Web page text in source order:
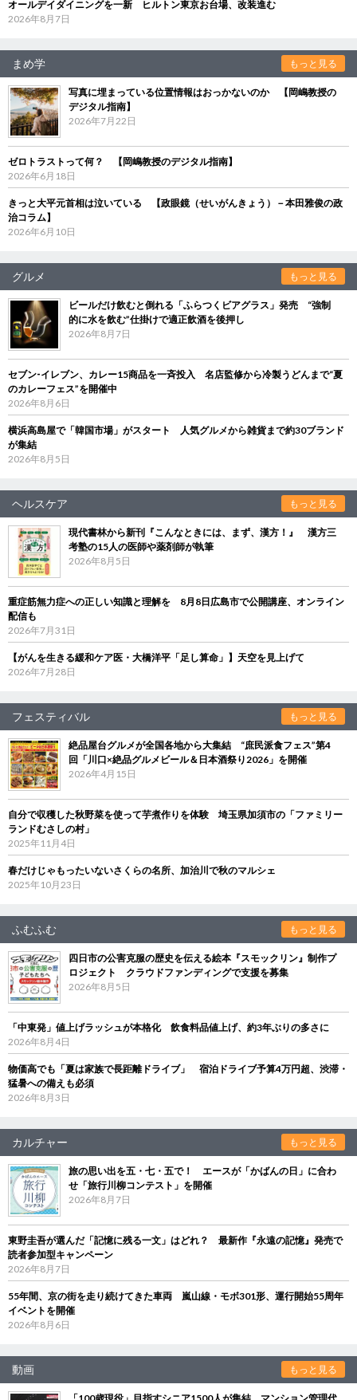
オールデイダイニングを一新 ヒルトン東京お台場、改装進む
2026年8月7日
まめ学 もっと見る
写真に埋まっている位置情報はおっかないのか 【岡嶋教授の
デジタル指南】
2026年7月22日
ゼロトラストって何？ 【岡嶋教授のデジタル指南】
2026年6月18日
きっと大平元首相は泣いている 【政眼鏡（せいがんきょう）－本田雅俊の政
治コラム】
2026年6月10日
グルメ もっと見る
ビールだけ飲むと倒れる「ふらつくビアグラス」発売 “強制
的に水を飲む”仕掛けで適正飲酒を後押し
2026年8月7日
セブン‐イレブン、カレー15商品を一斉投入 名店監修から冷製うどんまで“夏
のカレーフェス”を開催中
2026年8月6日
横浜高島屋で「韓国市場」がスタート 人気グルメから雑貨まで約30ブランド
が集結
2026年8月5日
ヘルスケア もっと見る
現代書林から新刊『こんなときには、まず、漢方！』 漢方三
考塾の15人の医師や薬剤師が執筆
2026年8月5日
重症筋無力症への正しい知識と理解を 8月8日広島市で公開講座、オンライン
配信も
2026年7月31日
【がんを生きる緩和ケア医・大橋洋平「足し算命」】天空を見上げて
2026年7月28日
フェスティバル もっと見る
絶品屋台グルメが全国各地から大集結 “庶民派食フェス”第4
回「川口×絶品グルメビール＆日本酒祭り2026」を開催
2026年4月15日
自分で収穫した秋野菜を使って芋煮作りを体験 埼玉県加須市の「ファミリー
ランドむさしの村」
2025年11月4日
春だけじゃもったいないさくらの名所、加治川で秋のマルシェ
2025年10月23日
ふむふむ もっと見る
四日市の公害克服の歴史を伝える絵本『スモックリン』制作プ
ロジェクト クラウドファンディングで支援を募集
2026年8月5日
「中東発」値上げラッシュが本格化 飲食料品値上げ、約3年ぶりの多さに
2026年8月4日
物価高でも「夏は家族で長距離ドライブ」 宿泊ドライブ予算4万円超、渋滞・
猛暑への備えも必須
2026年8月3日
カルチャー もっと見る
旅の思い出を五・七・五で！ エースが「かばんの日」に合わ
せ「旅行川柳コンテスト」を開催
2026年8月7日
東野圭吾が選んだ「記憶に残る一文」はどれ？ 最新作『永遠の記憶』発売で
読者参加型キャンペーン
2026年8月7日
55年間、京の街を走り続けてきた車両 嵐山線・モボ301形、運行開始55周年
イベントを開催
2026年8月6日
動画 もっと見る